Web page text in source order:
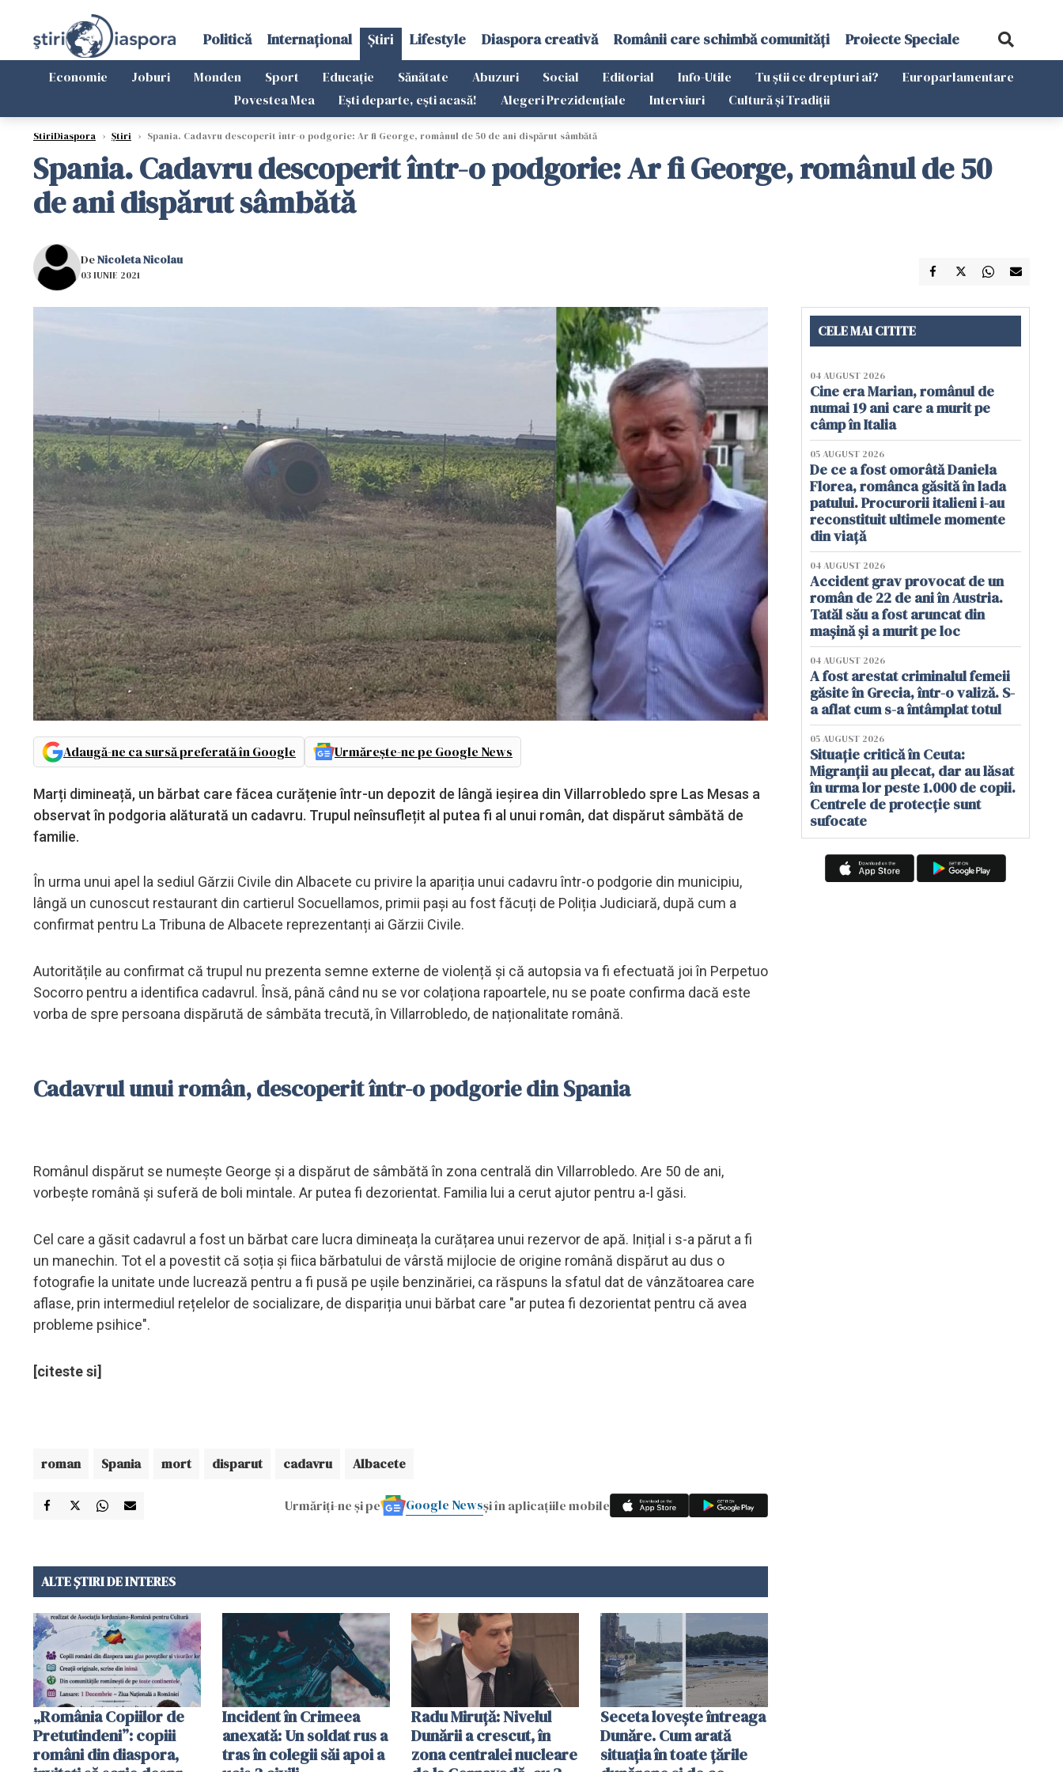
Politică Internațional Știri Lifestyle Diaspora creativă Românii care schimbă comunități Proiecte Speciale
Economie Joburi Monden Sport Educație Sănătate Abuzuri Social Editorial Info-Utile Tu știi ce drepturi ai?
Europarlamentare
Povestea Mea
Ești departe, ești acasă! Alegeri Prezidențiale Interviuri Cultură și Tradiții
StiriDiaspora › Știri › Spania. Cadavru descoperit într-o podgorie: Ar fi George, românul de 50 de ani dispărut sâmbătă
Spania. Cadavru descoperit într-o podgorie: Ar fi George, românul de 50
de ani dispărut sâmbătă
DeNicoleta Nicolau
03 IUNIE 2021
Adaugă-ne ca sursă preferată în Google Urmărește-ne pe Google News
Marți dimineață, un bărbat care făcea curățenie într-un depozit de lângă ieșirea din Villarrobledo spre Las Mesas a
observat în podgoria alăturată un cadavru. Trupul neînsuflețit al putea fi al unui român, dat dispărut sâmbătă de
familie.
În urma unui apel la sediul Gărzii Civile din Albacete cu privire la apariția unui cadavru într-o podgorie din municipiu,
lângă un cunoscut restaurant din cartierul Socuellamos, primii pași au fost făcuți de Poliția Judiciară, după cum a
confirmat pentru La Tribuna de Albacete reprezentanți ai Gărzii Civile.
Autoritățile au confirmat că trupul nu prezenta semne externe de violență și că autopsia va fi efectuată joi în Perpetuo
Socorro pentru a identifica cadavrul. Însă, până când nu se vor colaționa rapoartele, nu se poate confirma dacă este
vorba de spre persoana dispărută de sâmbăta trecută, în Villarrobledo, de naționalitate română.
Cadavrul unui român, descoperit într-o podgorie din Spania
Românul dispărut se numește George și a dispărut de sâmbătă în zona centrală din Villarrobledo. Are 50 de ani,
vorbește română și suferă de boli mintale. Ar putea fi dezorientat. Familia lui a cerut ajutor pentru a-l găsi.
Cel care a găsit cadavrul a fost un bărbat care lucra dimineața la curățarea unui rezervor de apă. Inițial i s-a părut a fi
un manechin. Tot el a povestit că soția și fiica bărbatului de vârstă mijlocie de origine română dispărut au dus o
fotografie la unitate unde lucrează pentru a fi pusă pe ușile benzinăriei, ca răspuns la sfatul dat de vânzătoarea care
aflase, prin intermediul rețelelor de socializare, de dispariția unui bărbat care "ar putea fi dezorientat pentru că avea
probleme psihice".
[citeste si]
roman Spania mort disparut cadavru Albacete
Urmăriți-ne și pe Google Newsși în aplicațiile mobile
ALTE ȘTIRI DE INTERES
„România Copiilor de
Pretutindeni”: copiii
români din diaspora,
Incident în Crimeea
anexată: Un soldat rus a
tras în colegii săi apoi a
Radu Miruţă: Nivelul
Dunării a crescut, în
zona centralei nucleare
Seceta lovește întreaga
Dunăre. Cum arată
situația în toate țările
CELE MAI CITITE
04 AUGUST 2026
Cine era Marian, românul de
numai 19 ani care a murit pe
câmp în Italia
05 AUGUST 2026
De ce a fost omorâtă Daniela
Florea, românca găsită în lada
patului. Procurorii italieni i-au
reconstituit ultimele momente
din viață
04 AUGUST 2026
Accident grav provocat de un
român de 22 de ani în Austria.
Tatăl său a fost aruncat din
mașină și a murit pe loc
04 AUGUST 2026
A fost arestat criminalul femeii
găsite în Grecia, într-o valiză. S-
a aflat cum s-a întâmplat totul
05 AUGUST 2026
Situație critică în Ceuta:
Migranții au plecat, dar au lăsat
în urma lor peste 1.000 de copii.
Centrele de protecție sunt
sufocate